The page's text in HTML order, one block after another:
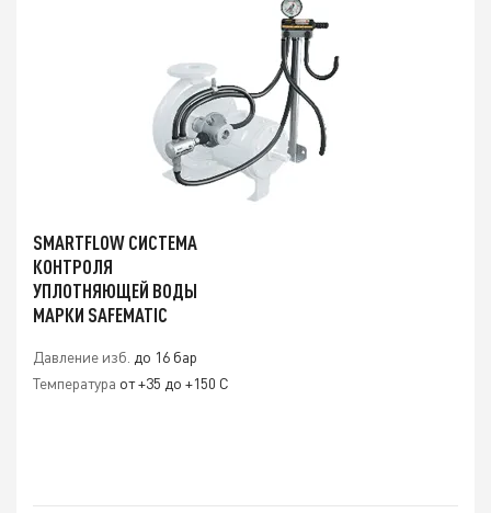
SMARTFLOW СИСТЕМА
КОНТРОЛЯ
УПЛОТНЯЮЩЕЙ ВОДЫ
МАРКИ SAFEMATIC
Давление изб. до 16 бар
Температура от +35 до +150 С